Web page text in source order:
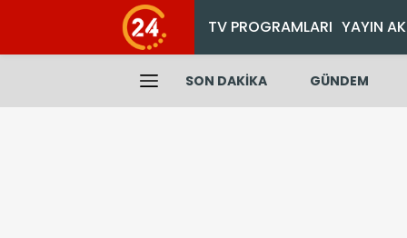
TV PROGRAMLARI YAYIN
SON DAKİKA GÜNDEM